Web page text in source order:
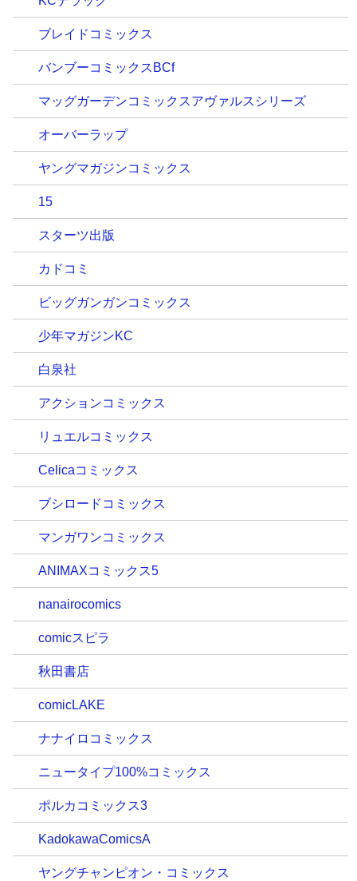
ブレイドコミックス
バンブーコミックスBCf
マッグガーデンコミックスアヴァルスシリーズ
オーバーラップ
ヤングマガジンコミックス
15
スターツ出版
カドコミ
ビッグガンガンコミックス
少年マガジンKC
白泉社
アクションコミックス
リュエルコミックス
Celicaコミックス
ブシロードコミックス
マンガワンコミックス
ANIMAXコミックス5
nanairocomics
comicスピラ
秋田書店
comicLAKE
ナナイロコミックス
ニュータイプ100%コミックス
ポルカコミックス3
KadokawaComicsA
ヤングチャンピオン・コミックス